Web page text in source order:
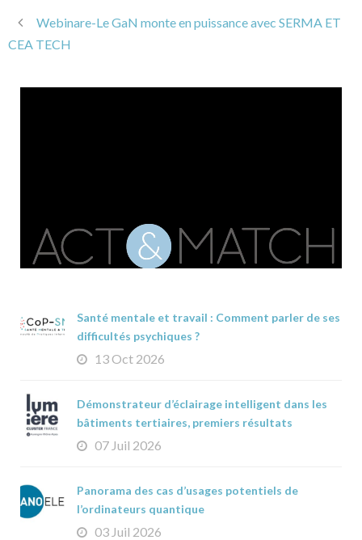
Webinare-Le GaN monte en puissance avec SERMA ET
CEA TECH
Santé mentale et travail : Comment parler de ses
difficultés psychiques ?
13 Oct 2026
Démonstrateur d’éclairage intelligent dans les
bâtiments tertiaires, premiers résultats
07 Juil 2026
Panorama des cas d’usages potentiels de
l’ordinateurs quantique
03 Juil 2026